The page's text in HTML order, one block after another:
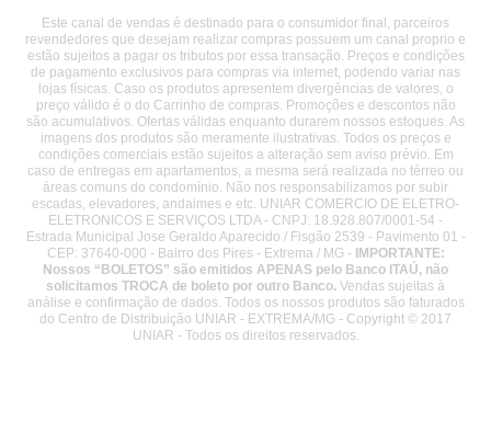
Este canal de vendas é destinado para o consumidor final, parceiros
revendedores que desejam realizar compras possuem um canal proprio e
estão sujeitos a pagar os tributos por essa transação. Preços e condições
de pagamento exclusivos para compras via internet, podendo variar nas
lojas físicas. Caso os produtos apresentem divergências de valores, o
preço válido é o do Carrinho de compras. Promoções e descontos não
são acumulativos. Ofertas válidas enquanto durarem nossos estoques. As
imagens dos produtos são meramente ilustrativas. Todos os preços e
condições comerciais estão sujeitos a alteração sem aviso prévio. Em
caso de entregas em apartamentos, a mesma será realizada no térreo ou
áreas comuns do condomínio. Não nos responsabilizamos por subir
escadas, elevadores, andaimes e etc. UNIAR COMERCIO DE ELETRO-
ELETRONICOS E SERVIÇOS LTDA - CNPJ: 18.928.807/0001-54 -
Estrada Municipal Jose Geraldo Aparecido / Fisgão 2539 - Pavimento 01 -
CEP: 37640-000 - Bairro dos Pires - Extrema / MG - IMPORTANTE:
Nossos “BOLETOS” são emitidos APENAS pelo Banco ITAÚ, não
solicitamos TROCA de boleto por outro Banco. Vendas sujeitas à
análise e confirmação de dados. Todos os nossos produtos são faturados
do Centro de Distribuição UNIAR - EXTREMA/MG - Copyright © 2017
UNIAR - Todos os direitos reservados.